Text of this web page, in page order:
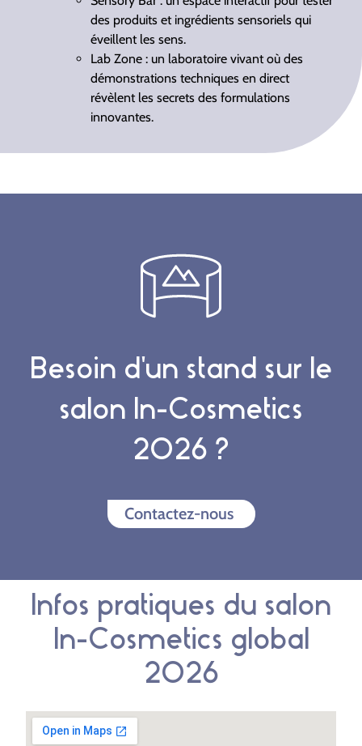
des produits et ingrédients sensoriels qui
éveillent les sens.
Lab Zone : un laboratoire vivant où des
démonstrations techniques en direct
révèlent les secrets des formulations
innovantes.
Besoin d'un stand sur le
salon In-Cosmetics
2026 ?
Contactez-nous
Infos pratiques du salon
In-Cosmetics global
2026